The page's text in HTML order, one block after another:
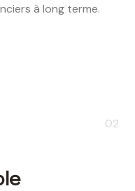
02
à long terme.